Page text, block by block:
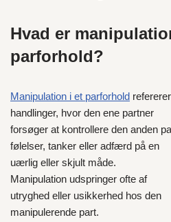
Hvad er
parforhold?
Manipulation i et parforhold
handlinger, hvor den ene partner
forsøger at kontrollere den anden
følelser, tanker eller adfærd på en
uærlig eller skjult måde.
Manipulation udspringer ofte af
utryghed eller usikkerhed hos den
manipulerende part.